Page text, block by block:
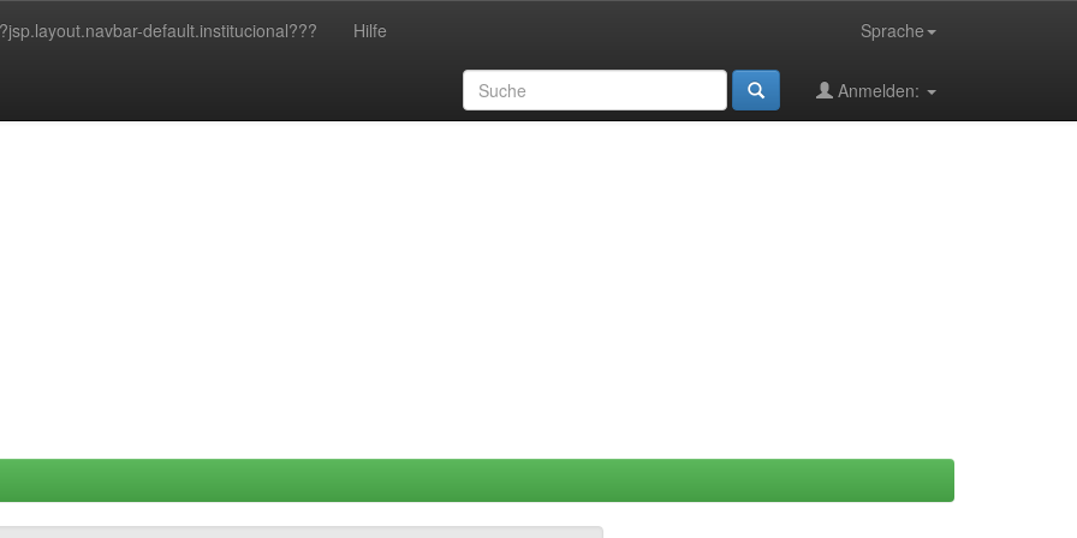
default.institucional??? Hilfe Sprache
Anmelden: